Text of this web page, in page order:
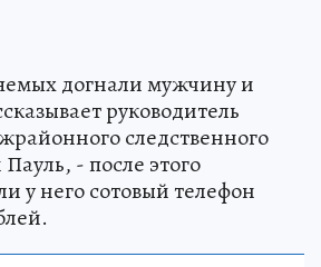
догнали мужчину и
руководитель
следственного
- после этого
у него сотовый телефон